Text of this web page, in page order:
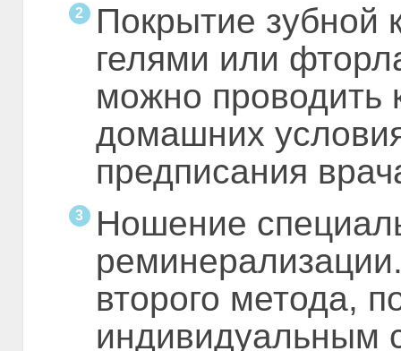
Покрытие зубной
гелями или
можно проводить
домашних
предписания
Ношение
второго метода,
индивидуальным